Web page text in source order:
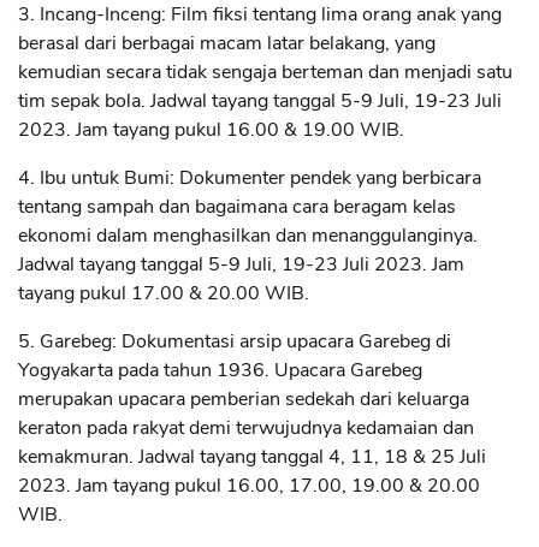
3. Incang-Inceng: Film fiksi tentang lima orang anak yang
berasal dari berbagai macam latar belakang, yang
kemudian secara tidak sengaja berteman dan menjadi satu
tim sepak bola. Jadwal tayang tanggal 5-9 Juli, 19-23 Juli
2023. Jam tayang pukul 16.00 & 19.00 WIB.
4. Ibu untuk Bumi: Dokumenter pendek yang berbicara
tentang sampah dan bagaimana cara beragam kelas
ekonomi dalam menghasilkan dan menanggulanginya.
Jadwal tayang tanggal 5-9 Juli, 19-23 Juli 2023. Jam
tayang pukul 17.00 & 20.00 WIB.
5. Garebeg: Dokumentasi arsip upacara Garebeg di
Yogyakarta pada tahun 1936. Upacara Garebeg
merupakan upacara pemberian sedekah dari keluarga
keraton pada rakyat demi terwujudnya kedamaian dan
kemakmuran. Jadwal tayang tanggal 4, 11, 18 & 25 Juli
2023. Jam tayang pukul 16.00, 17.00, 19.00 & 20.00
WIB.